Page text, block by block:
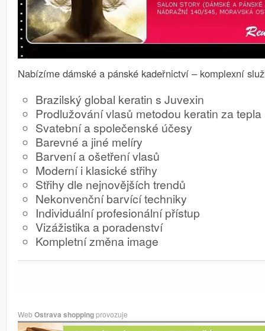
Nabízíme dámské a pánské kadeřnictví – komplexní
Brazilský global keratin s Juvexin
Prodlužování vlasů metodou keratin za tepla
Svatební a společenské účesy
Barevné a jiné melíry
Barvení a ošetření vlasů
Moderní i klasické střihy
Střihy dle nejnovějších trendů
Nekonvenční barvící techniky
Individuální profesionální přístup
Vizážistika a poradenství
Kompletní změna image
WebOstrava shoppingprovozuje